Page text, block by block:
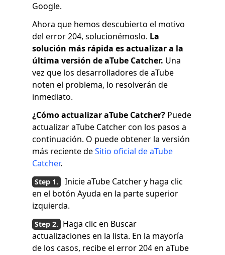
Google.
Ahora que hemos descubierto el motivo
del error 204, solucionémoslo. La
solución más rápida es actualizar a la
última versión de aTube Catcher. Una
vez que los desarrolladores de aTube
noten el problema, lo resolverán de
inmediato.
¿Cómo actualizar aTube Catcher? Puede
actualizar aTube Catcher con los pasos a
continuación. O puede obtener la versión
más reciente deSitio oficial de aTube
Catcher.
Inicie aTube Catcher y haga clic
en el botón Ayuda en la parte superior
izquierda.
Haga clic en Buscar
actualizaciones en la lista. En la mayoría
de los casos, recibe el error 204 en aTube